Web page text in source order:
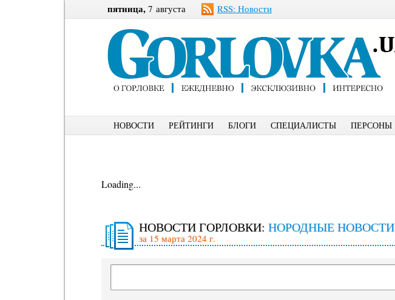
пятница, 7 августа RSS: Новости
НОВОСТИ РЕЙТИНГИ БЛОГИ СПЕЦИАЛИСТЫ ПЕРСОНЫ
Loading...
НОВОСТИ ГОРЛОВКИ: НОРОДНЫЕ НОВОСТИ
за 15 марта 2024 г.